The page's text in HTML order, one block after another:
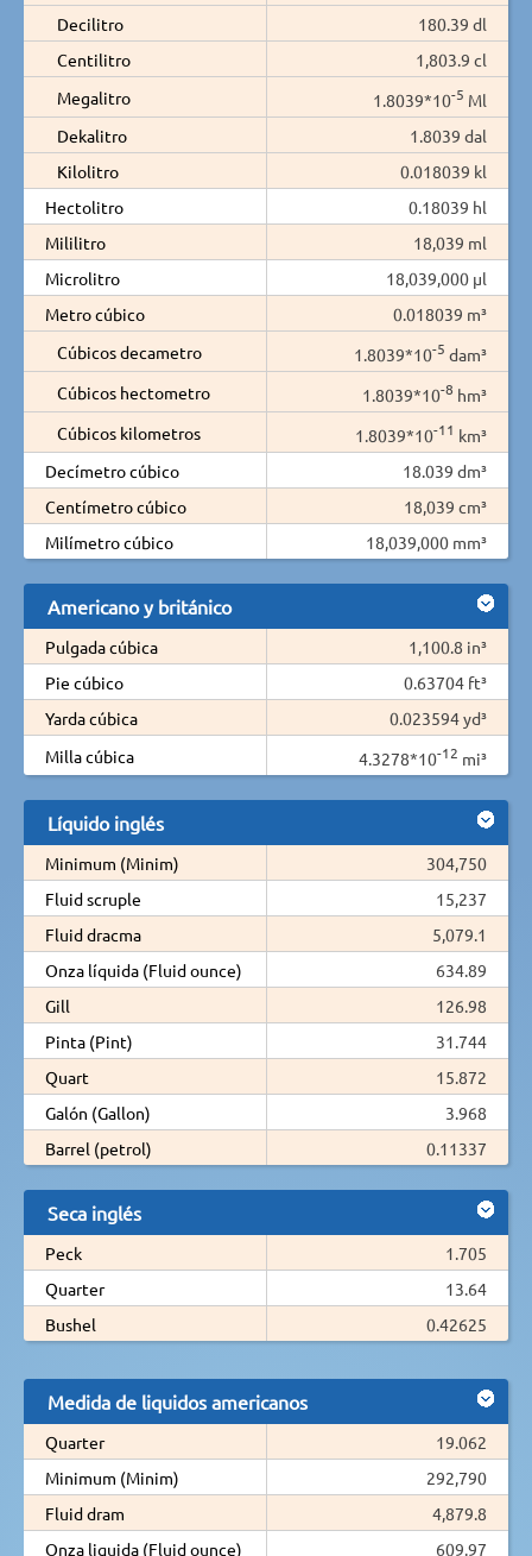
Decilitro
180.39 dl
Centilitro
1,803.9 cl
Megalitro
1.8039*10-5 Ml
Dekalitro
1.8039 dal
Kilolitro
0.018039 kl
Hectolitro
0.18039 hl
Mililitro
18,039 ml
Microlitro
18,039,000 µl
Metro cúbico
0.018039 m³
Cúbicos decametro
1.8039*10-5 dam³
Cúbicos hectometro
1.8039*10-8 hm³
Cúbicos kilometros
1.8039*10-11 km³
Decímetro cúbico
18.039 dm³
Centímetro cúbico
18,039 cm³
Milímetro cúbico
18,039,000 mm³
Americano y británico
Pulgada cúbica
1,100.8 in³
Pie cúbico
0.63704 ft³
Yarda cúbica
0.023594 yd³
Milla cúbica
4.3278*10-12 mi³
Líquido inglés
Minimum (Minim)
304,750
Fluid scruple
15,237
Fluid dracma
5,079.1
Onza líquida (Fluid ounce)
634.89
Gill
126.98
Pinta (Pint)
31.744
Quart
15.872
Galón (Gallon)
3.968
Barrel (petrol)
0.11337
Seca inglés
Peck
1.705
Quarter
13.64
Bushel
0.42625
Medida de liquidos americanos
Quarter
19.062
Minimum (Minim)
292,790
Fluid dram
4,879.8
Onza liquida (Fluid ounce)
609.97